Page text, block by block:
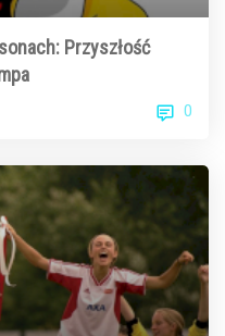
Przyszłość
0